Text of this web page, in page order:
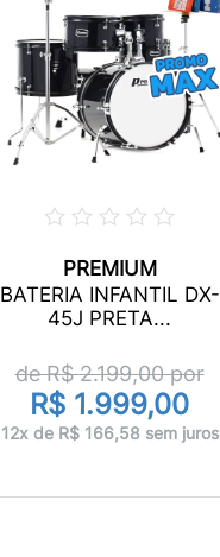
PREMIUM
BATERIA INFANTIL DX-
45J PRETA...
de R$2.199,00por
R$ 1.999,00
12x de R$ 166,58 sem juros